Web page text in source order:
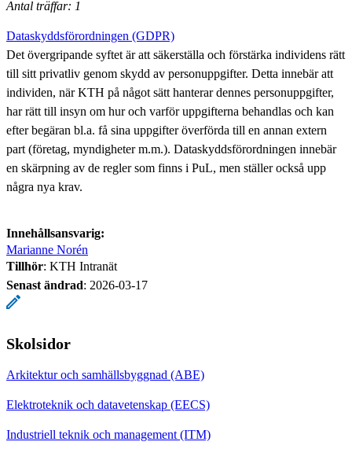
Antal träffar: 1
Dataskyddsförordningen (GDPR)
Det övergripande syftet är att säkerställa och förstärka individens rätt
till sitt privatliv genom skydd av personuppgifter. Detta innebär att
individen, när KTH på något sätt hanterar dennes personuppgifter,
har rätt till insyn om hur och varför uppgifterna behandlas och kan
efter begäran bl.a. få sina uppgifter överförda till en annan extern
part (företag, myndigheter m.m.). Dataskyddsförordningen innebär
en skärpning av de regler som finns i PuL, men ställer också upp
några nya krav.
Innehållsansvarig:
Marianne Norén
Tillhör: KTH Intranät
Senast ändrad: 2026-03-17
Skolsidor
Arkitektur och samhällsbyggnad (ABE)
Elektroteknik och datavetenskap (EECS)
Industriell teknik och management (ITM)